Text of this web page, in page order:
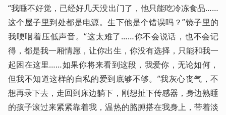
“我睡不好觉，已经好几天没出门了，他只能吃冷冻食品……
这个屋子里到处都是电源。生下他是个错误吗？”镜子里的
我哽咽着压低声音。“这太难了……你不会说话，也不会记
得，都是我一厢情愿，让你出生，你没有选择，只能和我一
起困在这里……如果你将来看到这段，我爱你，无论如何，
但我不知道这样的自私的爱到底够不够。”我灰心丧气，不
想再录下去，走回到床边躺下，刚想扯下传感器，身边熟睡
的孩子滚过来紧紧靠着我，温热的胳膊搭在我身上，带着淡